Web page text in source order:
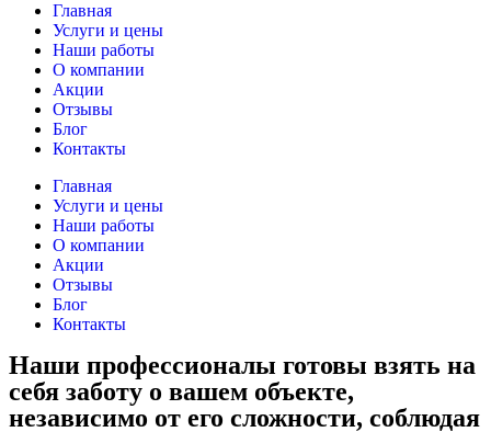
Главная
Услуги и цены
Наши работы
О компании
Акции
Отзывы
Блог
Контакты
Главная
Услуги и цены
Наши работы
О компании
Акции
Отзывы
Блог
Контакты
Наши профессионалы готовы взять на
себя заботу о вашем объекте,
независимо от его сложности, соблюдая